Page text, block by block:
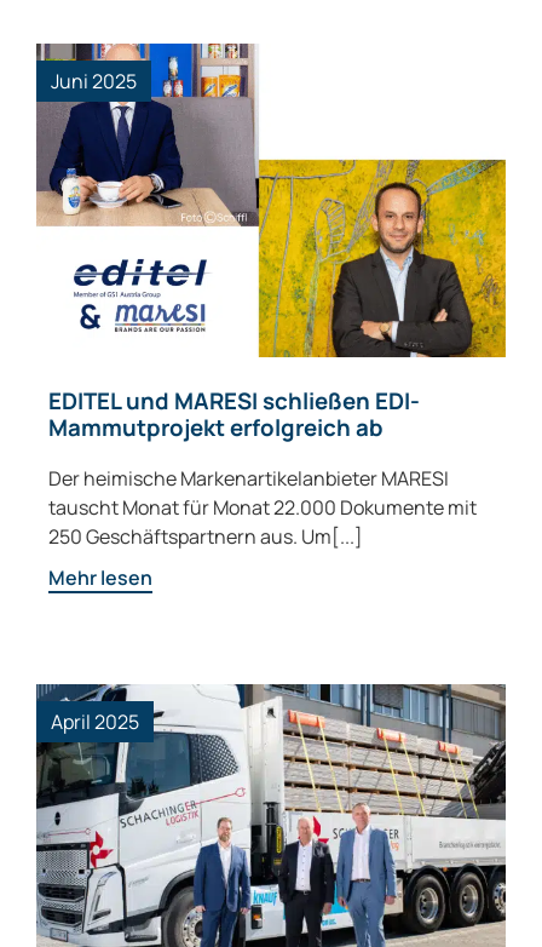
Juni 2025
EDITEL und MARESI schließen EDI-
Mammutprojekt erfolgreich ab
Der heimische Markenartikelanbieter MARESI
tauscht Monat für Monat 22.000 Dokumente mit
250 Geschäftspartnern aus. Um[...]
Mehr lesen
April 2025